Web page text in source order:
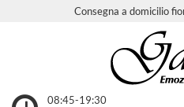
Consegna a domicilio
08:45-19:30